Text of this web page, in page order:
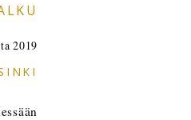
2019